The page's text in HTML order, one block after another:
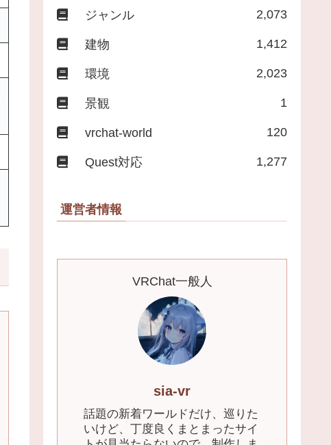
ジャンル 2,073
建物 1,412
環境 2,023
景観 1
vrchat-world 120
Quest対応 1,277
運営者情報
VRChat一般人
sia-vr
話題の新着ワールドだけ、巡りた
いけど、丁度良くまとまったサイ